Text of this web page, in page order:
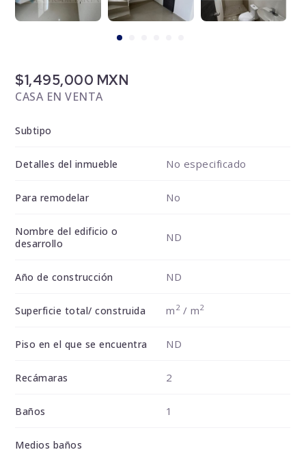
$1,495,000 MXN
CASA EN VENTA
Subtipo
Detalles del inmueble No especificado
Para remodelar No
Nombre del edificio o
desarrollo
ND
Año de construcción ND
Superficie total/ construida m 2/ m2
Piso en el que se encuentra ND
Recámaras 2
Baños 1
Medios baños